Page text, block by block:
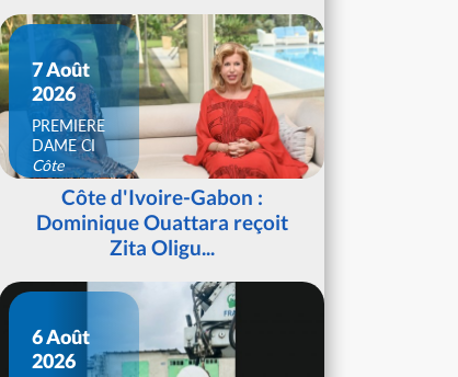
7 Août
2026
PREMIERE
DAME CI
Côte
d'IvoireCôte d'Ivoire-Gabon :
Dominique Ouattara reçoit
Zita Oligu...
6 Août
2026